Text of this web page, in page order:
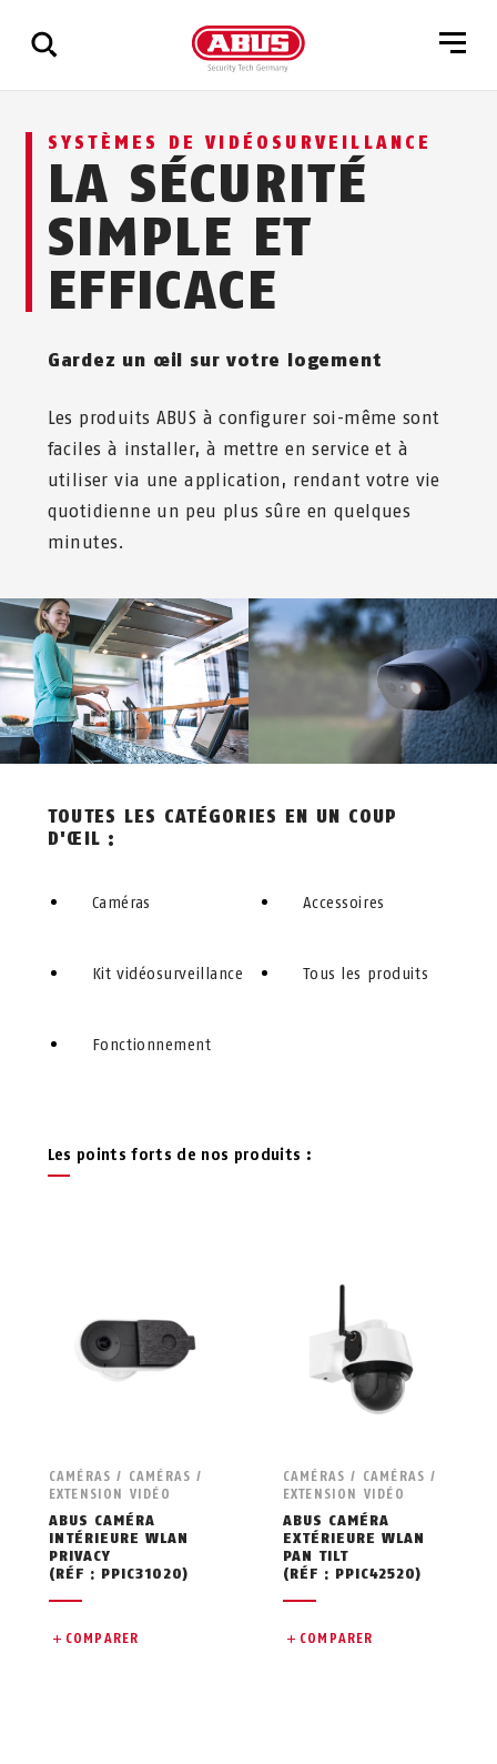
Affichage
tous
résultats
SYSTÈMES DE VIDÉOSURVEILLANCE
LA SÉCURITÉ
SIMPLE ET
EFFICACE
Gardez un œil sur votre logement
Les produits ABUS à configurer soi-même sont
faciles à installer, à mettre en service et à
utiliser via une application, rendant votre vie
quotidienne un peu plus sûre en quelques
minutes.
TOUTES LES CATÉGORIES EN UN COUP
D'ŒIL :
Caméras
Kit vidéosurveillance
Fonctionnement
Accessoires
Tous les produits
Les points forts de nos produits :
CAMÉRAS / CAMÉRAS /
EXTENSION VIDÉO
ABUS CAMÉRA
INTÉRIEURE WLAN
PRIVACY
(RÉF : PPIC31020)
COMPARER
CAMÉRAS / CAMÉRAS /
EXTENSION VIDÉO
ABUS CAMÉRA
EXTÉRIEURE WLAN
PAN TILT
(RÉF : PPIC42520)
COMPARER